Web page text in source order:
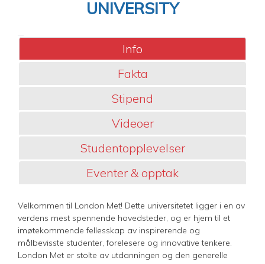
UNIVERSITY
Info
Fakta
Stipend
Videoer
Studentopplevelser
Eventer & opptak
Velkommen til London Met! Dette universitetet ligger i en av
verdens mest spennende hovedsteder, og er hjem til et
imøtekommende fellesskap av inspirerende og
målbevisste studenter, forelesere og innovative tenkere.
London Met er stolte av utdanningen og den generelle